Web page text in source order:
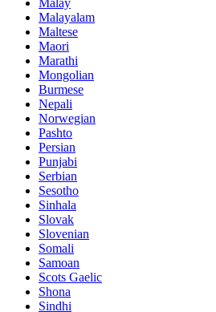
Malayalam
Maltese
Maori
Marathi
Mongolian
Burmese
Nepali
Norwegian
Pashto
Persian
Punjabi
Serbian
Sesotho
Sinhala
Slovak
Slovenian
Somali
Samoan
Scots Gaelic
Shona
Sindhi